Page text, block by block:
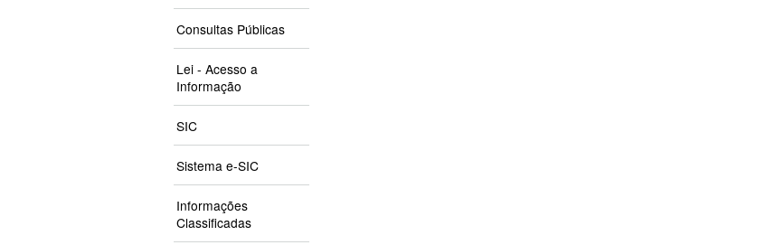
Consultas Públicas
Lei - Acesso a
Informação
SIC
Sistema e-SIC
Informações
Classificadas